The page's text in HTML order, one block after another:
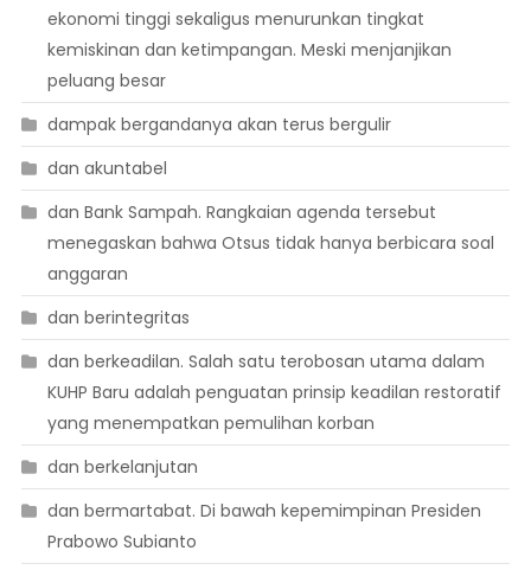
ekonomi tinggi sekaligus menurunkan tingkat
kemiskinan dan ketimpangan. Meski menjanjikan
peluang besar
dampak bergandanya akan terus bergulir
dan akuntabel
dan Bank Sampah. Rangkaian agenda tersebut
menegaskan bahwa Otsus tidak hanya berbicara soal
anggaran
dan berintegritas
dan berkeadilan. Salah satu terobosan utama dalam
KUHP Baru adalah penguatan prinsip keadilan restoratif
yang menempatkan pemulihan korban
dan berkelanjutan
dan bermartabat. Di bawah kepemimpinan Presiden
Prabowo Subianto